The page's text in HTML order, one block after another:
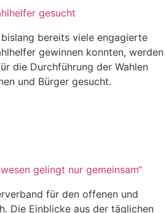
gesucht
bereits viele engagierte
gewinnen konnten, werden
die Durchführung der Wahlen
und Bürger gesucht.
gelingt nur gemeinsam“
für den offenen und
Die Einblicke aus der täglichen